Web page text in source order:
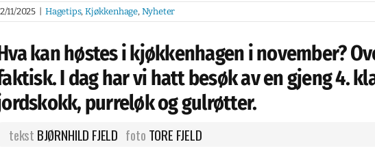
11/2025 Hagetips,Kjøkkenhage, Nyheter
kan høstes i kjøkkenhagen i november?
I dag har vi hatt besøk av en gjeng 4.
purreløk og gulrøtter.
tekst BJØRNHILD FJELD foto TORE FJELD